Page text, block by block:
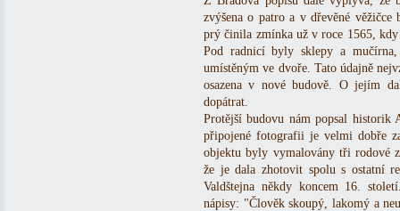
zvýšena o patro a v dřevěné
prý činila zmínka už v roce 1565,
Pod radnicí byly sklepy a
umístěným ve dvoře. Tato údajně
osazena v nové budově. O jejím
dopátrat.
Protější budovu nám popsal historik
připojené fotografii je velmi dobře
objektu byly vymalovány tři rodové
že je dala zhotovit spolu s ostatní
Valdštejna někdy koncem 16.
nápisy: "Člověk skoupý, lakomý a